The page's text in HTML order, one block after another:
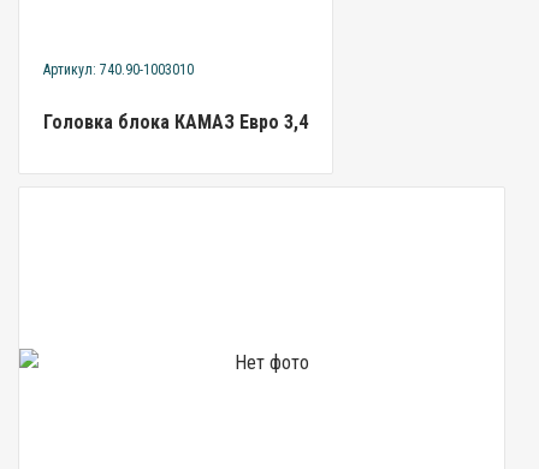
Артикул: 740.90-1003010
Головка блока КАМАЗ Евро 3,4